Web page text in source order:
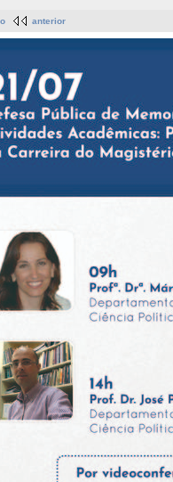
anterior